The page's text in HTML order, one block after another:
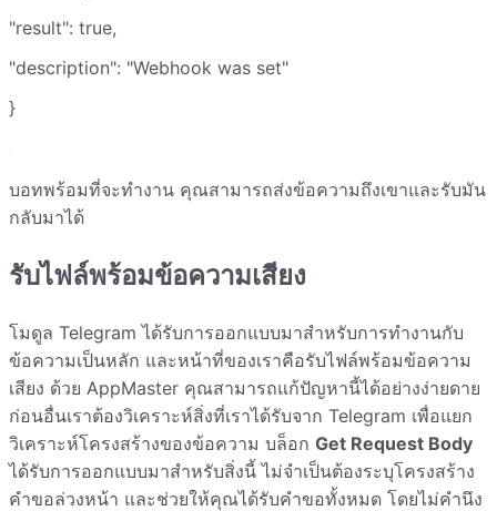
"result": true,
"description": "Webhook was set"
}
บอทพร้อมที่จะทำงาน คุณสามารถส่งข้อความถึงเขาและรับมัน
กลับมาได้
รับไฟล์พร้อมข้อความเสียง
โมดูล Telegram ได้รับการออกแบบมาสำหรับการทำงานกับ
ข้อความเป็นหลัก และหน้าที่ของเราคือรับไฟล์พร้อมข้อความ
เสียง ด้วย AppMaster คุณสามารถแก้ปัญหานี้ได้อย่างง่ายดาย
ก่อนอื่นเราต้องวิเคราะห์สิ่งที่เราได้รับจาก Telegram เพื่อแยก
วิเคราะห์โครงสร้างของข้อความ บล็อก Get Request Body
ได้รับการออกแบบมาสำหรับสิ่งนี้ ไม่จำเป็นต้องระบุโครงสร้าง
คำขอล่วงหน้า และช่วยให้คุณได้รับคำขอทั้งหมด โดยไม่คำนึง